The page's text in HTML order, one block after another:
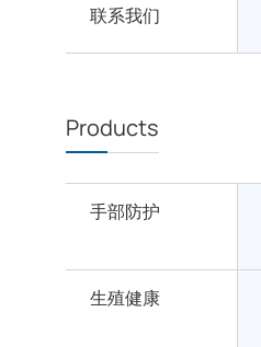
联系我们
Products
手部防护
生殖健康